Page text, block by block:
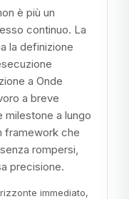
è più un
continuo. La
la definizione
a Onde
a breve
milestone a lungo
framework che
rompersi,
precisione.
immediato,